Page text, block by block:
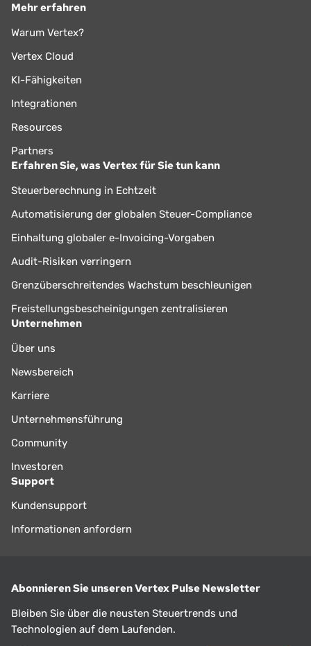
Mehr erfahren
Warum Vertex?
Vertex Cloud
KI-Fähigkeiten
Integrationen
Resources
Partners
Erfahren Sie, was Vertex für Sie tun kann
Steuerberechnung in Echtzeit
Automatisierung der globalen Steuer-Compliance
Einhaltung globaler e-Invoicing-Vorgaben
Audit-Risiken verringern
Grenzüberschreitendes Wachstum beschleunigen
Freistellungsbescheinigungen zentralisieren
Unternehmen
Über uns
Newsbereich
Karriere
Unternehmensführung
Community
Investoren
Support
Kundensupport
Informationen anfordern
Abonnieren Sie unseren Vertex Pulse Newsletter
Bleiben Sie über die neusten Steuertrends und
Technologien auf dem Laufenden.